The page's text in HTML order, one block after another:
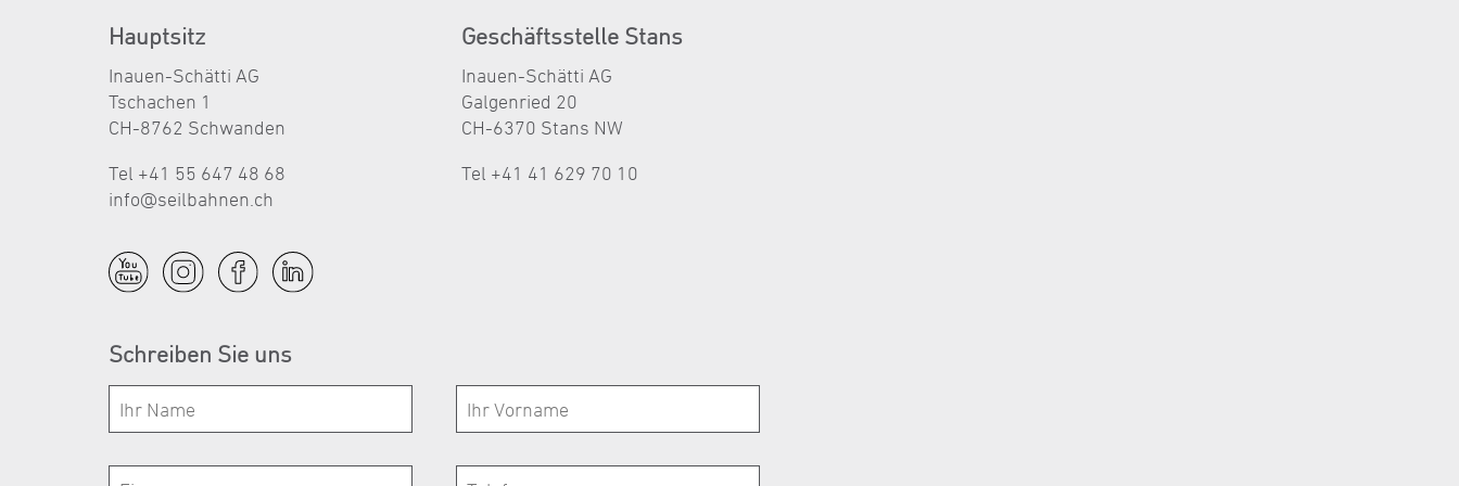
Hauptsitz
Inauen-Schätti AG
Tschachen 1
CH-8762 Schwanden
Tel +41 55 647 48 68
nf
s lb hn n ch
Geschäftsstelle Stans
Inauen-Schätti AG
Galgenried 20
CH-6370 Stans NW
Tel +41 41 629 70 10
Schreiben Sie uns